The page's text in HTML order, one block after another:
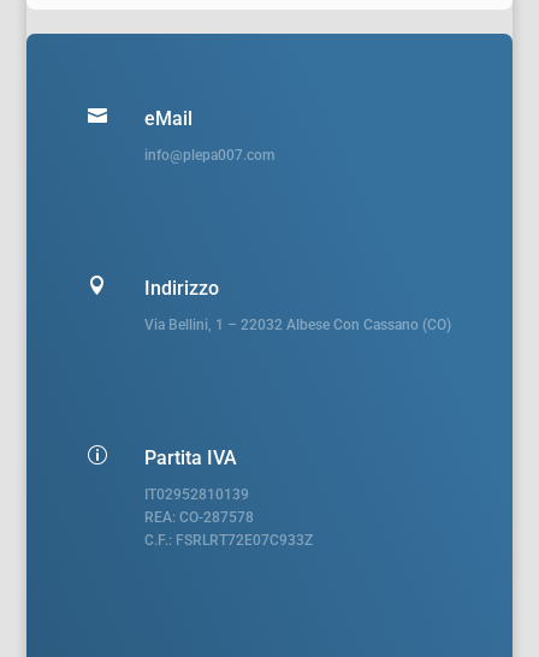
 eMail
info@plepa007.com
 Indirizzo
Via Bellini, 1 – 22032 Albese Con Cassano (CO)
p Partita IVA
IT02952810139
REA: CO-287578
C.F.: FSRLRT72E07C933Z